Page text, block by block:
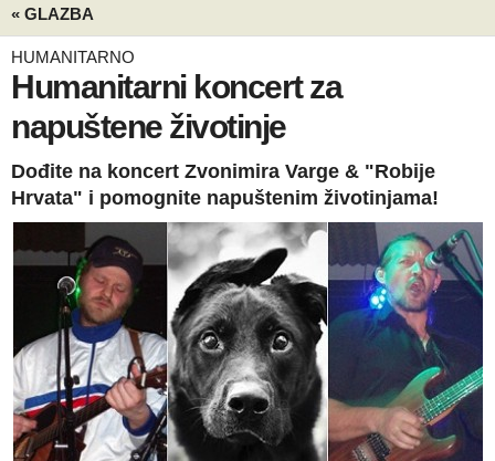
« GLAZBA
HUMANITARNO
Humanitarni koncert za
napuštene životinje
Dođite na koncert Zvonimira Varge & "Robije
Hrvata" i pomognite napuštenim životinjama!